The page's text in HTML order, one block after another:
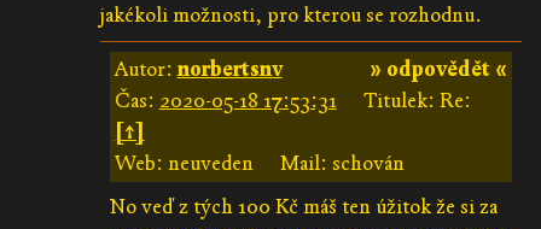
jakékoli možnosti, pro kterou se rozhodnu.
» odpovědět «
Autor:norbertsnv
Čas: 2020-05-18 17:53:31
Titulek: Re:
[↑]
Web: neuveden
Mail: schován
No veď z tých 100 Kč máš ten úžitok že si za